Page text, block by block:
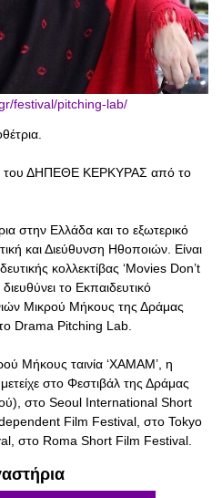
festival/pitching-lab/
του ΔΗΠΕΘΕ ΚΕΡΚΥΡΑΣ από το
στην Ελλάδα και το εξωτερικό
και Διεύθυνση Ηθοποιών. Είναι
κολλεκτίβας ‘Movies Don’t
το Εκπαιδευτικό
Μικρού Μήκους της Δράμας
Drama Pitching Lab.
Μήκους ταινία ‘ΧΑΜΑΜ’, η
στο Φεστιβάλ της Δράμας
στο Seoul International Short
Film Festival, στο Tokyo
στο Roma Short Film Festival.